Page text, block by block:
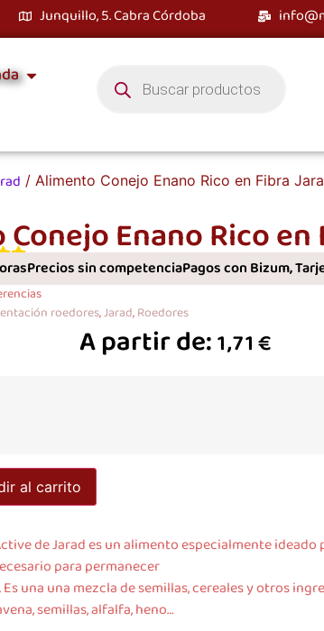
Junquillo, 5. Cabra Córdoba
/ Alimento Conejo Enano Rico en Fibra
Enano Rico en
Precios sin competenciaPagos con Bizum,
roedores,Jarad,Roedores
A partir de:1,71€
al carrito
de Jarad es un alimento especialmente
para permanecer
una una mezcla de semillas, cereales y otros
semillas, alfalfa, heno…